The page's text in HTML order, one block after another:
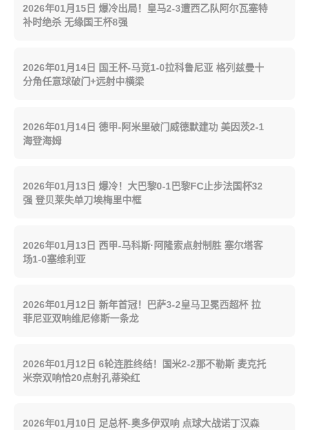
2026年01月15日 爆冷出局！皇马2-3遭西乙队阿尔瓦塞特
补时绝杀 无缘国王杯8强
2026年01月14日 国王杯-马竞1-0拉科鲁尼亚 格列兹曼十
分角任意球破门+远射中横梁
2026年01月14日 德甲-阿米里破门威德默建功 美因茨2-1
海登海姆
2026年01月13日 爆冷！大巴黎0-1巴黎FC止步法国杯32
强 登贝莱失单刀埃梅里中框
2026年01月13日 西甲-马科斯·阿隆索点射制胜 塞尔塔客
场1-0塞维利亚
2026年01月12日 新年首冠！巴萨3-2皇马卫冕西超杯 拉
菲尼亚双响维尼修斯一条龙
2026年01月12日 6轮连胜终结！国米2-2那不勒斯 麦克托
米奈双响恰20点射孔蒂染红
2026年01月10日 足总杯-奥多伊双响 点球大战诺丁汉森